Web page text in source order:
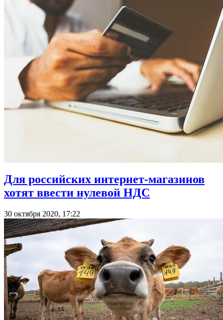
Для российских интернет-магазинов
хотят ввести нулевой НДС
30 октября 2020, 17:22